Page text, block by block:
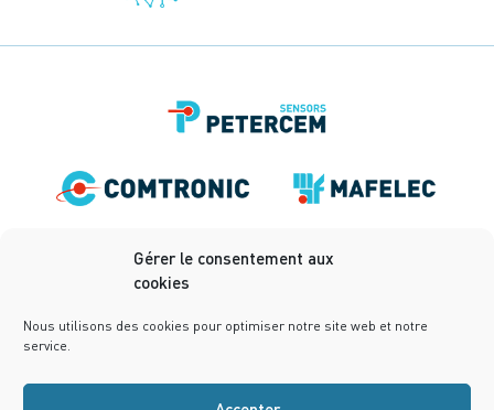
Gérer le consentement aux
cookies
Nous utilisons des cookies pour optimiser notre site web et notre
service.